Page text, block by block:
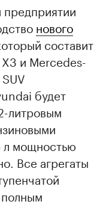
предприятии
нового
составит
и Mercedes-
будет
литровым
мощностью
Все агрегаты